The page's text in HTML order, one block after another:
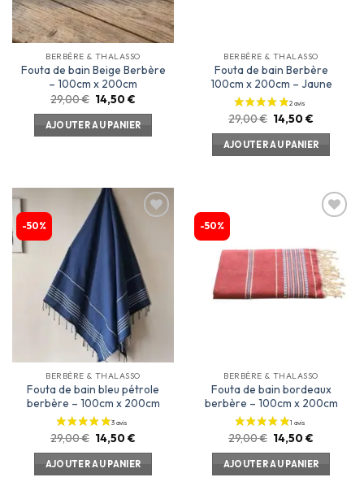
BERBÈRE & THALASSO
Fouta de bain Beige Berbère
– 100cm x 200cm
29,00€ 14,50€
AJOUTER AU PANIER
BERBÈRE & THALASSO
Fouta de bain Berbère
100cm x 200cm – Jaune
29,00€ 14,50€
AJOUTER AU PANIER
-50%
d’envies
BERBÈRE & THALASSO
Fouta de bain bleu pétrole
berbère – 100cm x 200cm
29,00€ 14,50€
AJOUTER AU PANIER
-50%
liste
d’envies
BERBÈRE & THALASSO
Fouta de bain bordeaux
berbère – 100cm x 200cm
29,00€ 14,50€
AJOUTER AU PANIER